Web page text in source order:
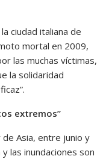
ciudad italiana de
mortal en 2009,
las muchas víctimas,
la solidaridad
extremos”
Asia, entre junio y
las inundaciones son